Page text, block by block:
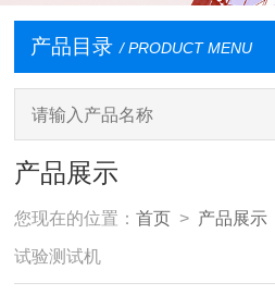
产品目录 / PRODUCT MENU
产品展示
您现在的位置：首页 > 产品展示
试验测试机